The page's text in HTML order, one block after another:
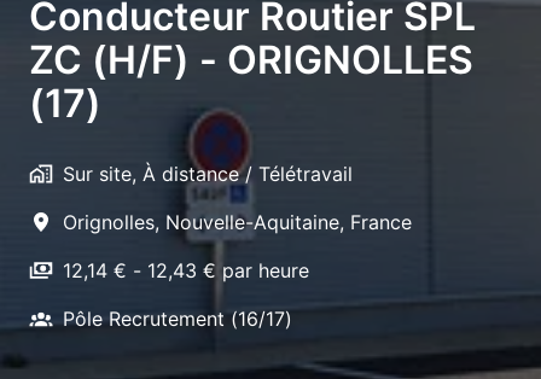
Conducteur Routier SPL
ZC (H/F) - ORIGNOLLES
(17)
Sur site, À distance / Télétravail
Orignolles, Nouvelle-Aquitaine, France
12,14 € - 12,43 € par heure
Pôle Recrutement (16/17)